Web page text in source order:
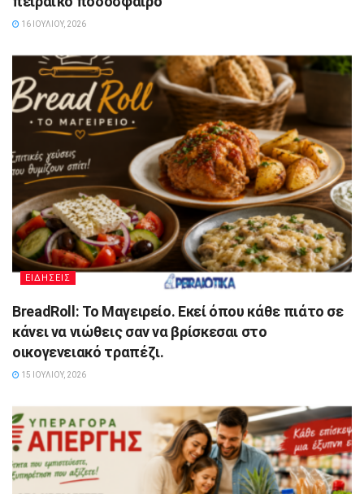
16 ΙΟΥΛΊΟΥ, 2026
ΕΙΔΗΣΕΙΣ
BreadRoll: Το Μαγειρείο. Εκεί όπου κάθε πιάτο σε
κάνει να νιώθεις σαν να βρίσκεσαι στο
οικογενειακό τραπέζι.
15 ΙΟΥΛΊΟΥ, 2026